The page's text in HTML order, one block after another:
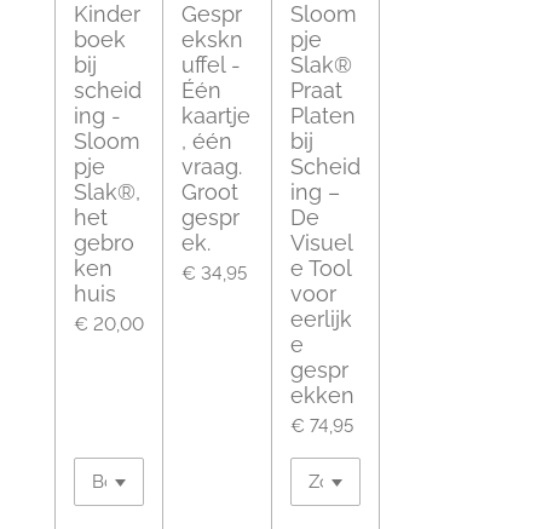
Kinder
boek
bij
scheid
ing -
Sloom
pje
Slak®,
het
gebro
ken
huis
€ 20,00
Gespr
ekskn
uffel -
Één
kaartje
, één
vraag.
Groot
gespr
ek.
€ 34,95
Sloom
pje
Slak®
Praat
Platen
bij
Scheid
ing –
De
Visuel
e Tool
voor
eerlijk
e
gespr
ekken
€ 74,95